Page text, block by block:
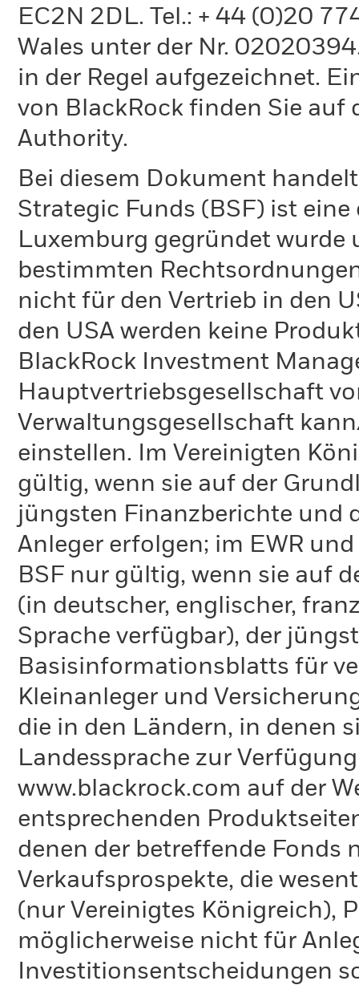
EC2N 2DL. Tel.: + 44 (0)20
Wales unter der Nr.
in der Regel aufgezeichnet.
von BlackRock finden Sie auf
Authority.
Bei diesem Dokument
Strategic Funds (BSF) ist
Luxemburg gegründet
bestimmten
nicht für den Vertrieb in den
den USA werden keine
BlackRock Investment
Hauptvertriebsgesellschaft
Verwaltungsgesellschaft
einstellen. Im Vereinigten
gültig, wenn sie auf der
jüngsten Finanzberichte und
Anleger erfolgen; im EWR
BSF nur gültig, wenn sie auf
(in deutscher, englischer,
Sprache verfügbar), der
Basisinformationsblatts für
Kleinanleger und
die in den Ländern, in denen
Landessprache zur
www.blackrock.com auf der
entsprechenden
denen der betreffende Fonds
Verkaufsprospekte, die
(nur Vereinigtes Königreich),
möglicherweise nicht für
Investitionsentscheidungen